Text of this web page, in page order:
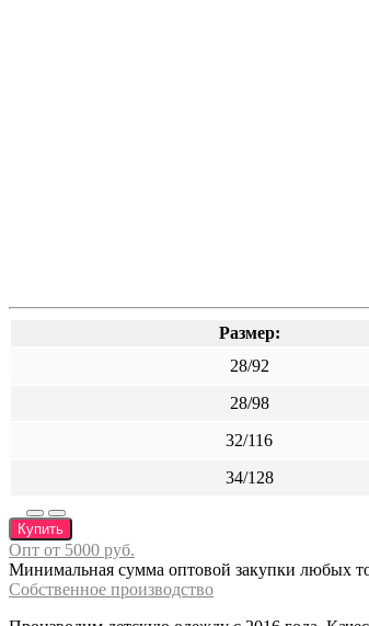
Размер:
28/92
28/98
32/116
34/128
Купить
Опт от 5000 руб.
Минимальная сумма оптовой закупки любых
Собственное производство